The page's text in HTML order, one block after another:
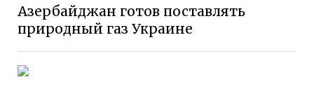
Азербайджан готов поставлять
природный газ Украине